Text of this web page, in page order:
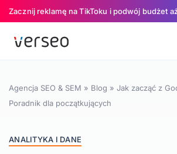
Zacznij reklamę na TikToku i podwój budżet
Agencja SEO & SEM » Blog » Jak zacząć z
Poradnik dla początkujących
Szukaj
ANALITYKA I DANE